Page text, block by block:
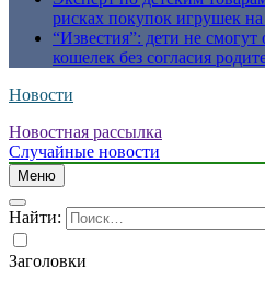
рисках покупок игрушек на
“Известия”: дети не
кошелек без согласия
Новости
Новостная рассылка
Случайные новости
Меню
Найти:
Заголовки